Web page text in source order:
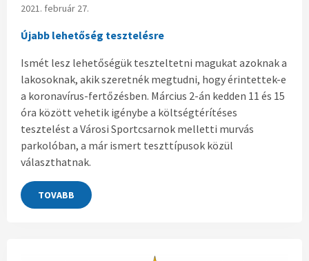
2021. február 27.
Újabb lehetőség tesztelésre
Ismét lesz lehetőségük teszteltetni magukat azoknak a
lakosoknak, akik szeretnék megtudni, hogy érintettek-e
a koronavírus-fertőzésben. Március 2-án kedden 11 és 15
óra között vehetik igénybe a költségtérítéses
tesztelést a Városi Sportcsarnok melletti murvás
parkolóban, a már ismert teszttípusok közül
választhatnak.
TOVABB